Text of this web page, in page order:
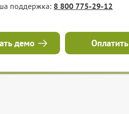
поддержка: 8 800 775-29-12
демо Оплатить